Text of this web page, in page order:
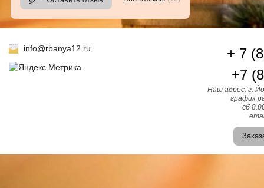
info@rbanya12.ru
+ 7
+7
Наш адрес: г.
график
сб